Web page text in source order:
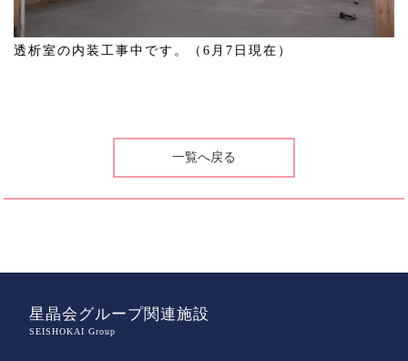
透析室の内装工事中です。（6月7日現在）
一覧へ戻る
星晶会グループ関連施設
SEISHOKAI Group